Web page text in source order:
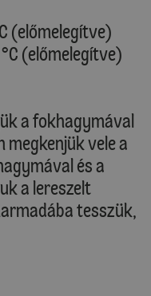
(előmelegítve)
(előmelegítve)
a fokhagymával
megkenjük vele a
és a
a lereszelt
tesszük,